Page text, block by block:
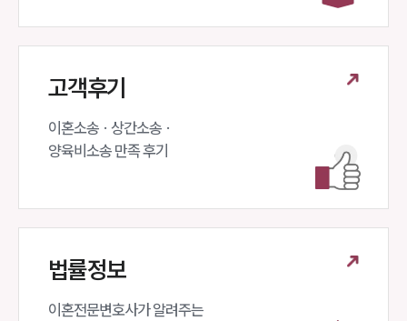
고객후기
이혼소송 · 상간소송 ·
양육비소송 만족 후기
법률정보
이혼전문변호사가 알려주는